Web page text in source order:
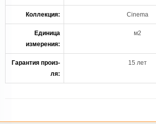
Коллекция: Cinema
Единица
измерения:
м2
Гарантия произ-
ля:
15 лет